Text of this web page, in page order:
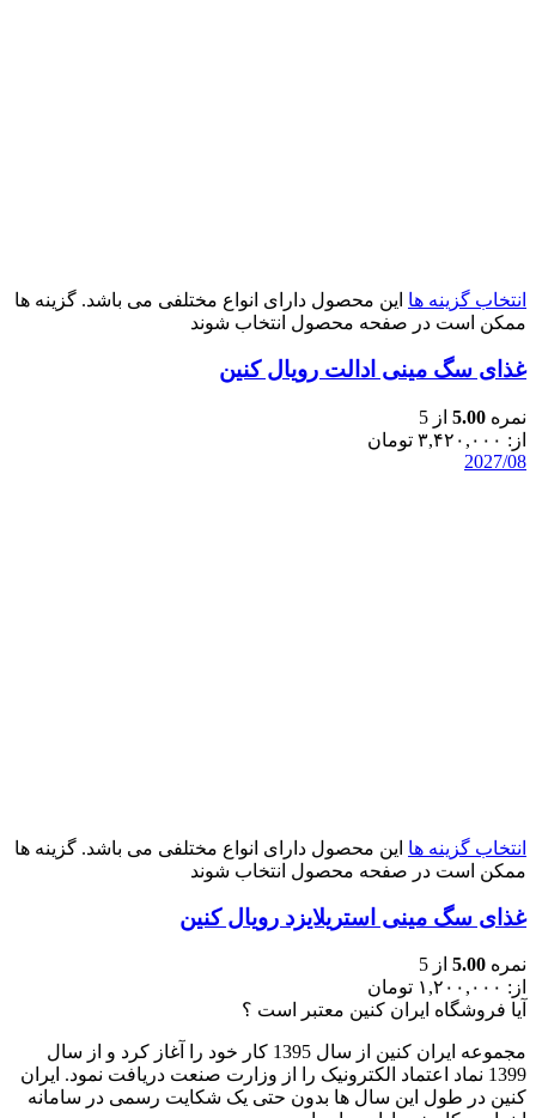
انتخاب گزینه ها این محصول دارای انواع مختلفی می باشد. گزینه ها
ممکن است در صفحه محصول انتخاب شوند
غذای سگ مینی ادالت رویال کنین
نمره 5.00 از 5
از: ۳,۴۲۰,۰۰۰ تومان
2027/08
انتخاب گزینه ها این محصول دارای انواع مختلفی می باشد. گزینه ها
ممکن است در صفحه محصول انتخاب شوند
غذای سگ مینی استریلایزد رویال کنین
نمره 5.00 از 5
از: ۱,۲۰۰,۰۰۰ تومان
آیا فروشگاه ایران کنین معتبر است ؟
مجموعه ایران کنین از سال 1395 کار خود را آغاز کرد و از سال
1399 نماد اعتماد الکترونیک را از وزارت صنعت دریافت نمود. ایران
کنین در طول این سال ها بدون حتی یک شکایت رسمی در سامانه